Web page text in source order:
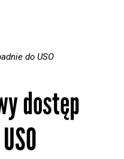
do USO
dostęp